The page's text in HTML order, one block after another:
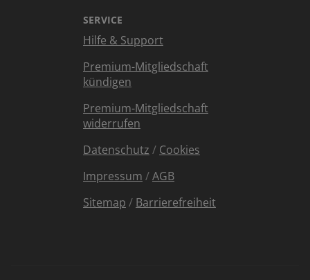
SERVICE
Hilfe & Support
Premium-Mitgliedschaft
kündigen
Premium-Mitgliedschaft
widerrufen
Datenschutz / Cookies
Impressum /AGB
Sitemap / Barrierefreiheit